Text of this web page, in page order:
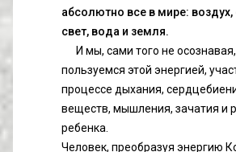
абсолютно все в мире:
свет, вода и земля.
И мы, сами того не осознавая,
пользуемся этой энергией,
процессе дыхания,
веществ, мышления, зачатия и
ребенка.
Человек, преобразуя энергию